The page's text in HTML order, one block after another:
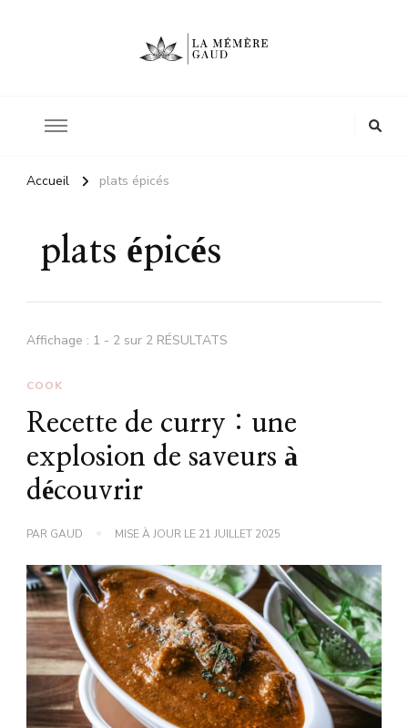
Accueil plats épicés
plats épicés
Affichage : 1 - 2 sur 2 RÉSULTATS
COOK
Recette de curry : une
explosion de saveurs à
découvrir
PAR GAUD MISE À JOUR LE 21 JUILLET 2025